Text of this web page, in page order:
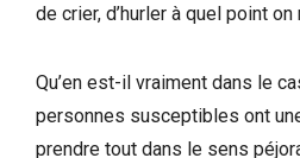
de crier, d’hurler à quel point
Qu’en est-il vraiment dans le
personnes susceptibles ont
prendre tout dans le sens